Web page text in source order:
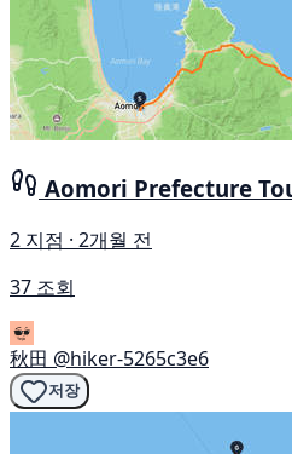
Aomori Prefecture
2 지점 · 2개월 전
37 조회
秋田 @hiker-5265c3e6
저장